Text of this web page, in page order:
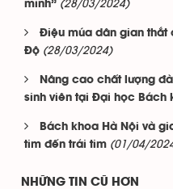
minh” (28/03/2024)
Điệu múa dân gian thắt
Độ (28/03/2024)
Nâng cao chất lượng
sinh viên tại Đại học Bách
Bách khoa Hà Nội và
tim đến trái tim (01/04/
NHỮNG TIN CŨ HƠN